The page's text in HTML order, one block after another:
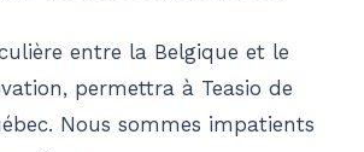
entre la Belgique et le
permettra à Teasio de
Nous sommes impatients